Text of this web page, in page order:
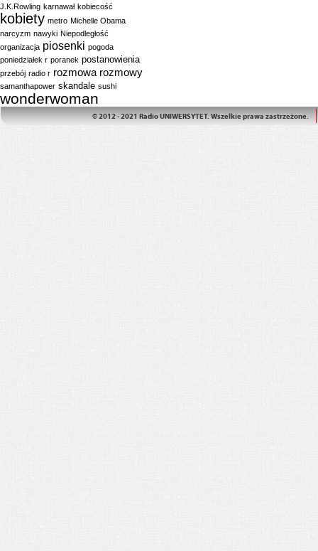
J.K.Rowling karnawał kobiecość
kobiety metro Michelle Obama
narcyzm nawyki Niepodległość
organizacja piosenki pogoda
poniedziałek r poranek postanowienia
przebój radio r rozmowa rozmowy
samanthapower skandale sushi
wonderwoman
© 2012 - 2021 Radio UNIWERSYTET. Wszelkie prawa zastrzeżone.